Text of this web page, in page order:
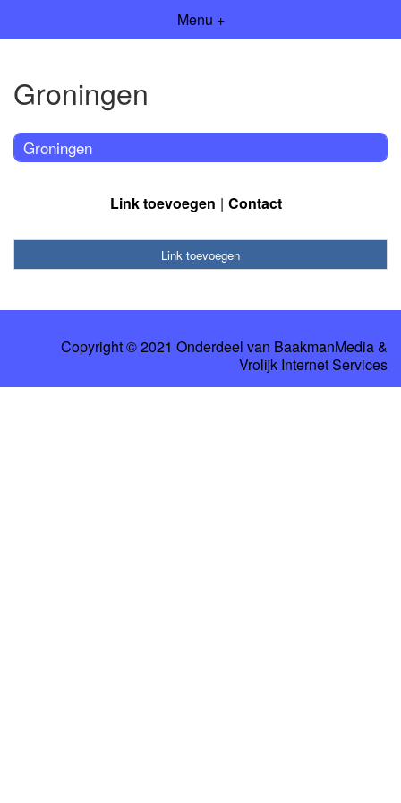
Menu +
Groningen
Groningen
Link toevoegen Contact
Link toevoegen
Copyright © 2021 Onderdeel van BaakmanMedia&
Vrolijk Internet Services